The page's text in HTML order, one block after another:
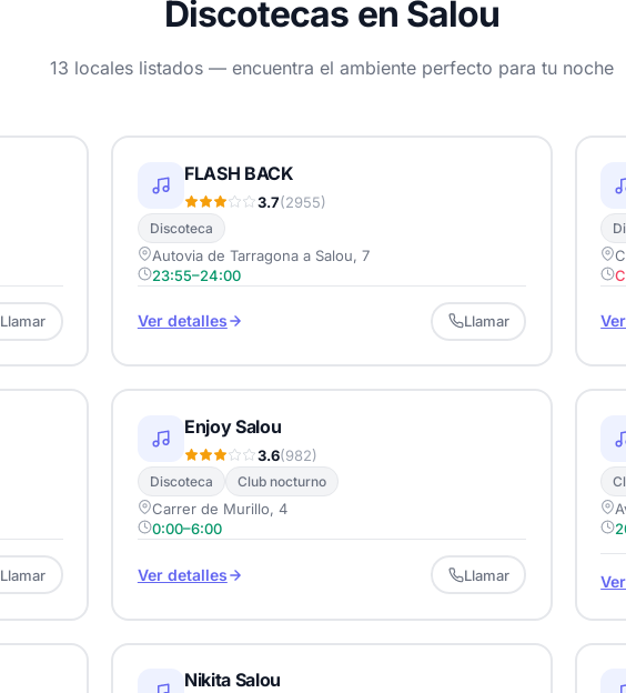
Discotecas en Salou
13 locales listados — encuentra el ambiente perfecto para tu noche
Llamar
FLASH BACK
3.7(2955)
Discoteca
Autovia de Tarragona a Salou, 7
23:55–24:00
Ver detalles Llamar
Llamar
Enjoy Salou
3.6(982)
Discoteca Club nocturno
Carrer de Murillo, 4
0:00–6:00
Ver detalles Llamar
Nikita Salou